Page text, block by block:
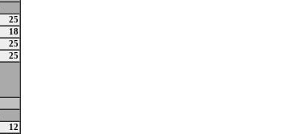
25
18
25
25
12